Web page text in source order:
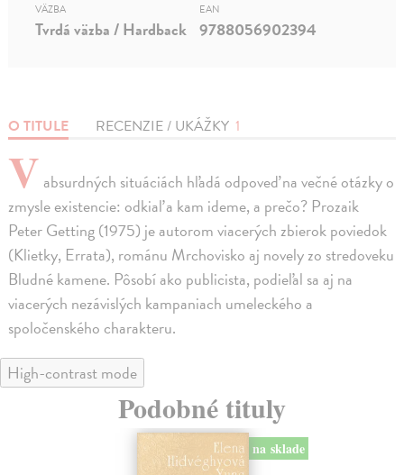
O TITULE RECENZIE / UKÁŽKY 1
V absurdných situáciách hľadá odpoveď na večné otázky o
zmysle existencie: odkiaľ a kam ideme, a prečo? Prozaik
Peter Getting (1975) je autorom viacerých zbierok poviedok
(Klietky, Errata), románu Mrchovisko aj novely zo stredoveku
Bludné kamene. Pôsobí ako publicista, podieľal sa aj na
viacerých nezávislých kampaniach umeleckého a
spoločenského charakteru.
VÄZBA
Tvrdá väzba / Hardback
EAN
9788056902394
High-contrast mode
Podobné tituly